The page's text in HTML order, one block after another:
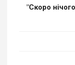
"Скоро